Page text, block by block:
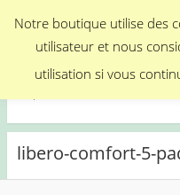
Menu
Medical
libero-comfort-5-
Notre boutique utilise des
utilisateur et nous
utilisation si vous